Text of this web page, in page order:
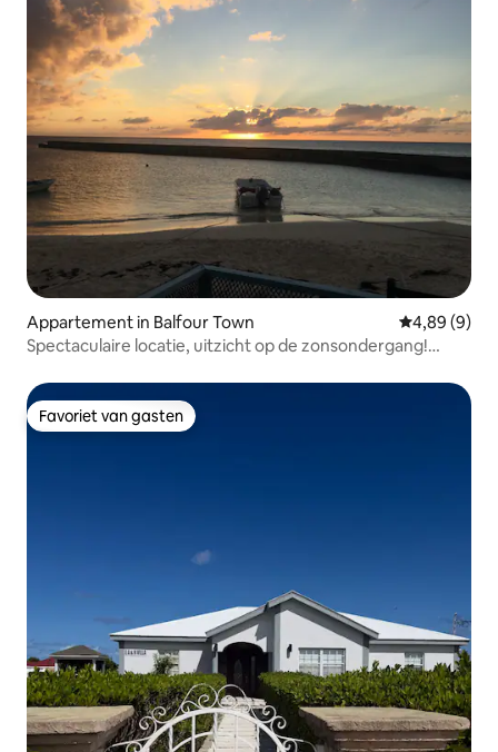
Appartement in Balfour Town Gemiddelde
4,89 (9)
Spectaculaire locatie, uitzicht op de zonsondergang!
Favoriet van gasten
Favoriet van gasten